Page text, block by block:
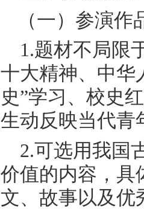
（一）参演
1.题材不局限
十大精神、中华
史”学习、校史
生动反映当代青
2.可选用我国
价值的内容，具
文、故事以及优